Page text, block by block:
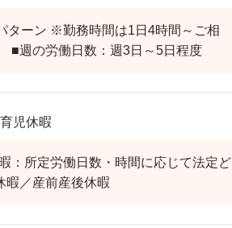
ターン ※勤務時間は1日4時間～ご相
■週の労働日数：週3日～5日程度
児休暇
所定労働日数・時間に応じて法定ど
暇／産前産後休暇